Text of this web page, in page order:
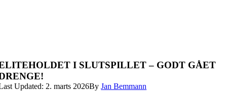
I SLUTSPILLET – GODT GÅET
Updated: 2. marts 2026ByJan Bemmann